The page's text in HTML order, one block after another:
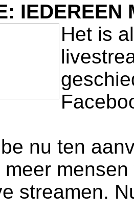
IEDEREEN
Het is
nu ten
streamen.